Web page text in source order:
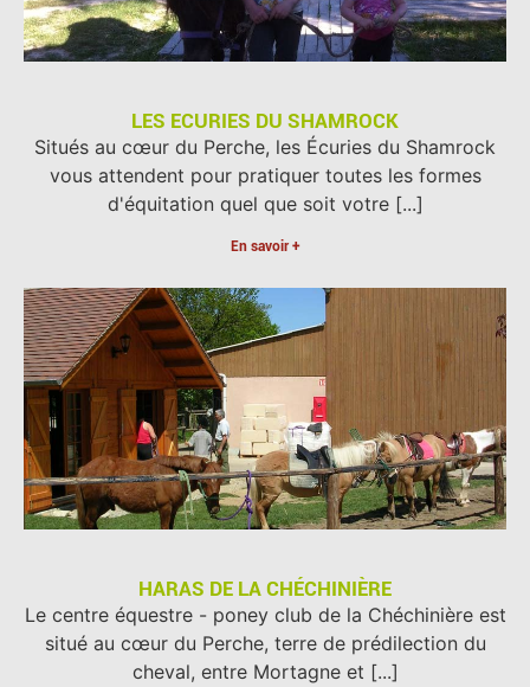
LES ECURIES DU SHAMROCK
Situés au cœur du Perche, les Écuries du Shamrock
vous attendent pour pratiquer toutes les formes
d'équitation quel que soit votre [...]
En savoir +
HARAS DE LA CHÉCHINIÈRE
Le centre équestre - poney club de la Chéchinière est
situé au cœur du Perche, terre de prédilection du
cheval, entre Mortagne et [...]